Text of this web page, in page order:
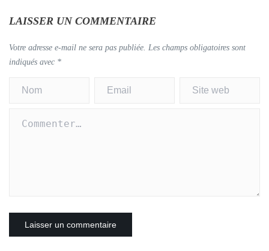
LAISSER UN COMMENTAIRE
Votre adresse e-mail ne sera pas publiée. Les champs obligatoires sont
indiqués avec *